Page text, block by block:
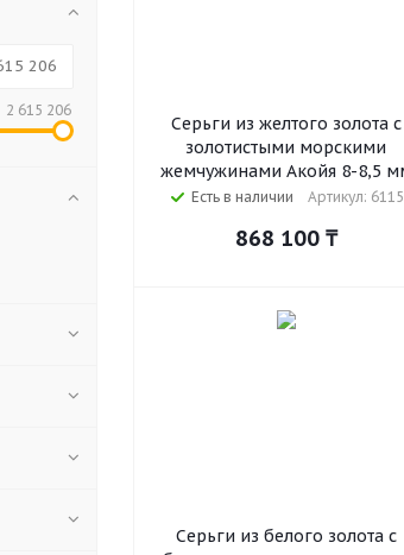
Серьги из желтого золота с
золотистыми морскими
жемчужинами Акойя 8-8,5
Есть в наличии Артикул: 6115
868 100₸
Серьги из белого золота с
2 615 206